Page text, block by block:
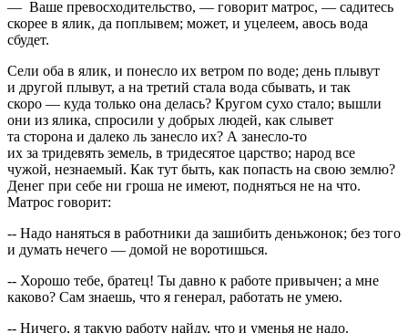
— Ваше превосходительство, — говорит матрос, — садитесь
скорее в ялик, да поплывем; может, и уцелеем, авось вода
сбудет.
Сели оба в ялик, и понесло их ветром по воде; день плывут
и другой плывут, а на третий стала вода сбывать, и так
скоро — куда только она делась? Кругом сухо стало; вышли
они из ялика, спросили у добрых людей, как слывет
та сторона и далеко ль занесло их? А занесло-то
их за тридевять земель, в тридесятое царство; народ все
чужой, незнаемый. Как тут быть, как попасть на свою землю?
Денег при себе ни гроша не имеют, подняться не на что.
Матрос говорит:
-- Надо наняться в работники да зашибить деньжонок; без того
и думать нечего — домой не воротишься.
-- Хорошо тебе, братец! Ты давно к работе привычен; а мне
каково? Сам знаешь, что я генерал, работать не умею.
-- Ничего, я такую работу найду, что и уменья не надо.